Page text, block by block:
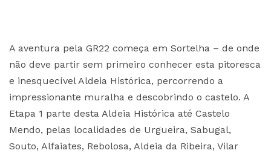
A aventura pela GR22 começa em Sortelha – de onde
não deve partir sem primeiro conhecer esta pitoresca
e inesquecível Aldeia Histórica, percorrendo a
impressionante muralha e descobrindo o castelo. A
Etapa 1 parte desta Aldeia Histórica até Castelo
Mendo, pelas localidades de Urgueira, Sabugal,
Souto, Alfaiates, Rebolosa, Aldeia da Ribeira, Vilar